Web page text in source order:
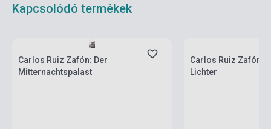
Kapcsolódó termékek
Carlos Ruiz Zafón: Der
Mitternachtspalast
Carlos Ruiz Zafón:
Lichter